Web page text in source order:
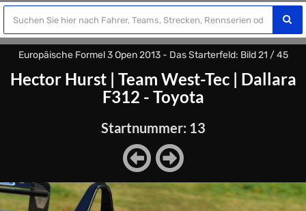
Europäische Formel 3 Open 2013 - Das Starterfeld: Bild 21 / 45
Hector Hurst| Team West-Tec| Dallara
F312 - Toyota
Startnummer: 13